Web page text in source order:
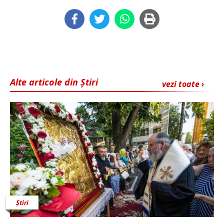
vezi toate ›
Alte articole din Știri
Știri